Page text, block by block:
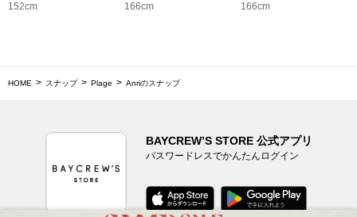
152cm
166cm
166cm
HOME スナップ Plage Anriのスナップ
BAYCREW’S STORE 公式アプリ
パスワードレスでかんたんログイン